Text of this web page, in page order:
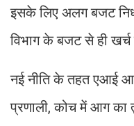
इसके लिए अलग बजट
विभाग के बजट से ही खर्च
नई नीति के तहत एआई
प्रणाली, कोच में आग का